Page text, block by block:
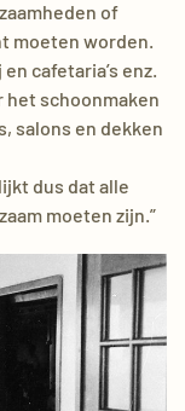
of
moeten worden.
cafetaria’s enz.
het schoonmaken
salons en dekken
dus dat alle
moeten zijn.”